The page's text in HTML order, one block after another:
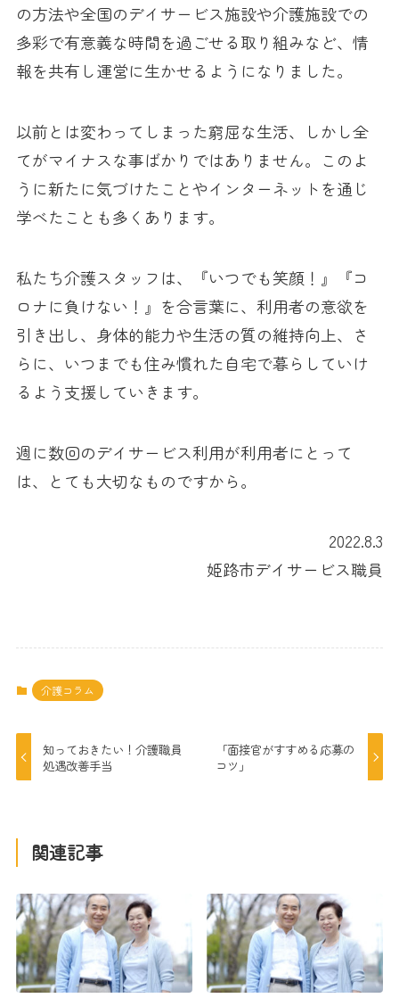
の方法や全国のデイサービス施設や介護施設での
多彩で有意義な時間を過ごせる取り組みなど、情
報を共有し運営に生かせるようになりました。
以前とは変わってしまった窮屈な生活、しかし全
てがマイナスな事ばかりではありません。このよ
うに新たに気づけたことやインターネットを通じ
学べたことも多くあります。
私たち介護スタッフは、『いつでも笑顔！』『コ
ロナに負けない！』を合言葉に、利用者の意欲を
引き出し、身体的能力や生活の質の維持向上、さ
らに、いつまでも住み慣れた自宅で暮らしていけ
るよう支援していきます。
週に数回のデイサービス利用が利用者にとって
は、とても大切なものですから。
2022.8.3
姫路市デイサービス職員
介護コラム
知っておきたい！介護職員
処遇改善手当
「面接官がすすめる応募の
コツ」
関連記事